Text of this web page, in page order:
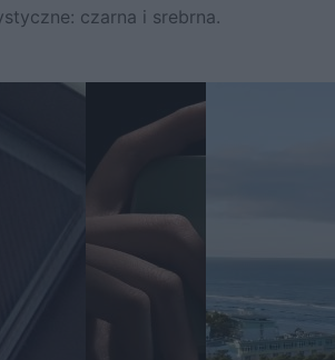
czarna i srebrna.